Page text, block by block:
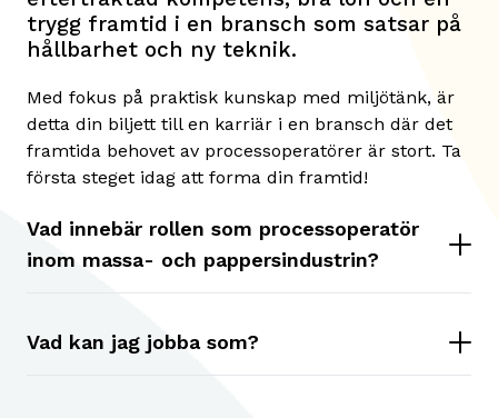
trygg framtid i en bransch som satsar på
hållbarhet och ny teknik.
Med fokus på praktisk kunskap med miljötänk, är
detta din biljett till en karriär i en bransch där det
framtida behovet av processoperatörer är stort. Ta
första steget idag att forma din framtid!
Vad innebär rollen som processoperatör
inom massa- och pappersindustrin?
Vad kan jag jobba som?